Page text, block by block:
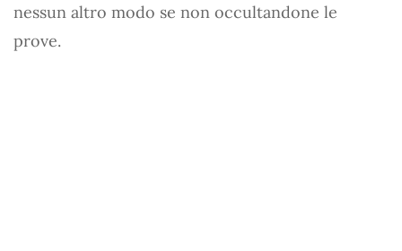
nessun altro modo se non occultandone le
prove.